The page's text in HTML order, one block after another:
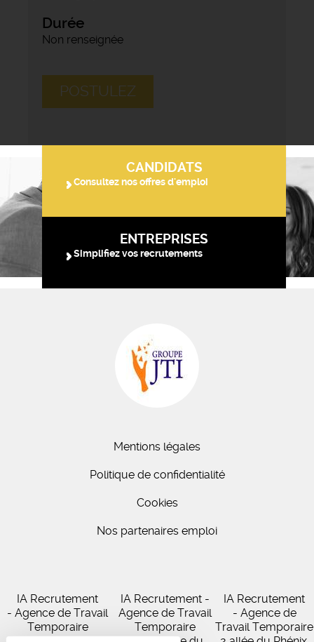
Durée
Non renseignée
POSTULEZ
CANDIDATS
Consultez nos offres d'emploi
ENTREPRISES
Simplifiez vos recrutements
Mentions légales
Politique de confidentialité
Cookies
Nos partenaires emploi
IA Recrutement
- Agence de Travail
Temporaire
IA Recrutement -
Agence de Travail
Temporaire
IA Recrutement
- Agence de
Travail Temporaire